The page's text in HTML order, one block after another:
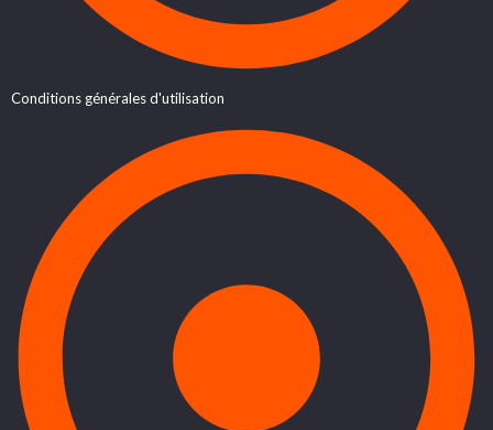
Conditions générales d'utilisation